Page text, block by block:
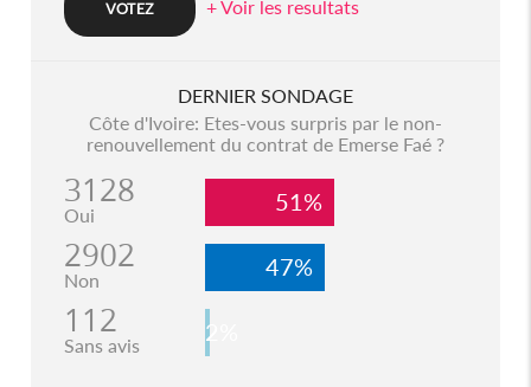
+ Voir les resultats
DERNIER SONDAGE
Côte d'Ivoire: Etes-vous surpris par le non-
renouvellement du contrat de Emerse Faé ?
3128
Oui 51%
2902
Non 47%
112
Sans avis 2%